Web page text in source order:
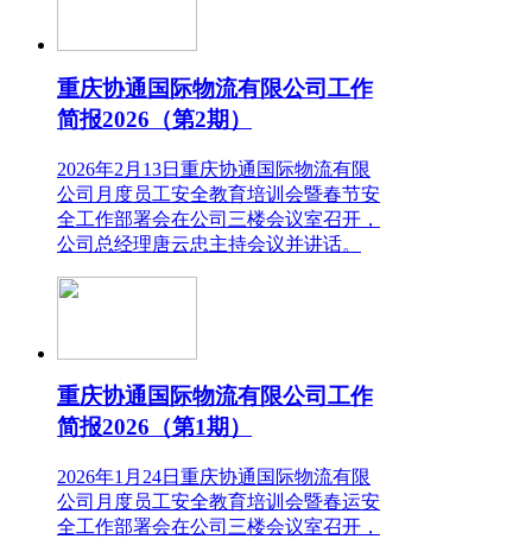
重庆协通国际物流有限公司工作
简报2026（第2期）
2026年2月13日重庆协通国际物流有限
公司月度员工安全教育培训会暨春节安
全工作部署会在公司三楼会议室召开，
公司总经理唐云忠主持会议并讲话。
重庆协通国际物流有限公司工作
简报2026（第1期）
2026年1月24日重庆协通国际物流有限
公司月度员工安全教育培训会暨春运安
全工作部署会在公司三楼会议室召开，